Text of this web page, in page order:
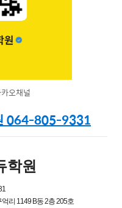
오채널
064-805-9331